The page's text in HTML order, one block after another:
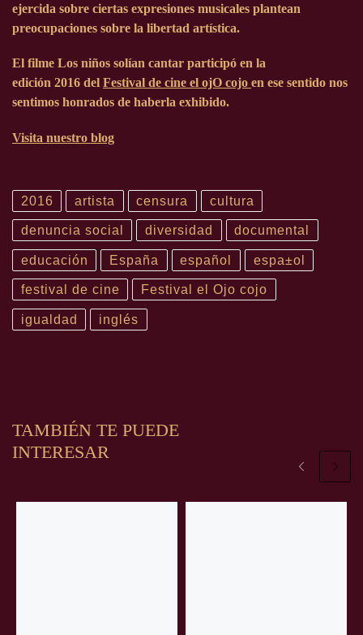
ejercida sobre ciertas expresiones musicales plantean
preocupaciones sobre la libertad artística.
El filme Los niños solían cantar participó en la
edición 2016 del Festival de cine el ojO cojo en ese sentido nos
sentimos honrados de haberla exhibido.
Visita nuestro blog
2016 artista censura cultura
denuncia social diversidad documental
educación España español espa±ol
festival de cine Festival el Ojo cojo
igualdad inglés
TAMBIÉN TE PUEDE
INTERESAR